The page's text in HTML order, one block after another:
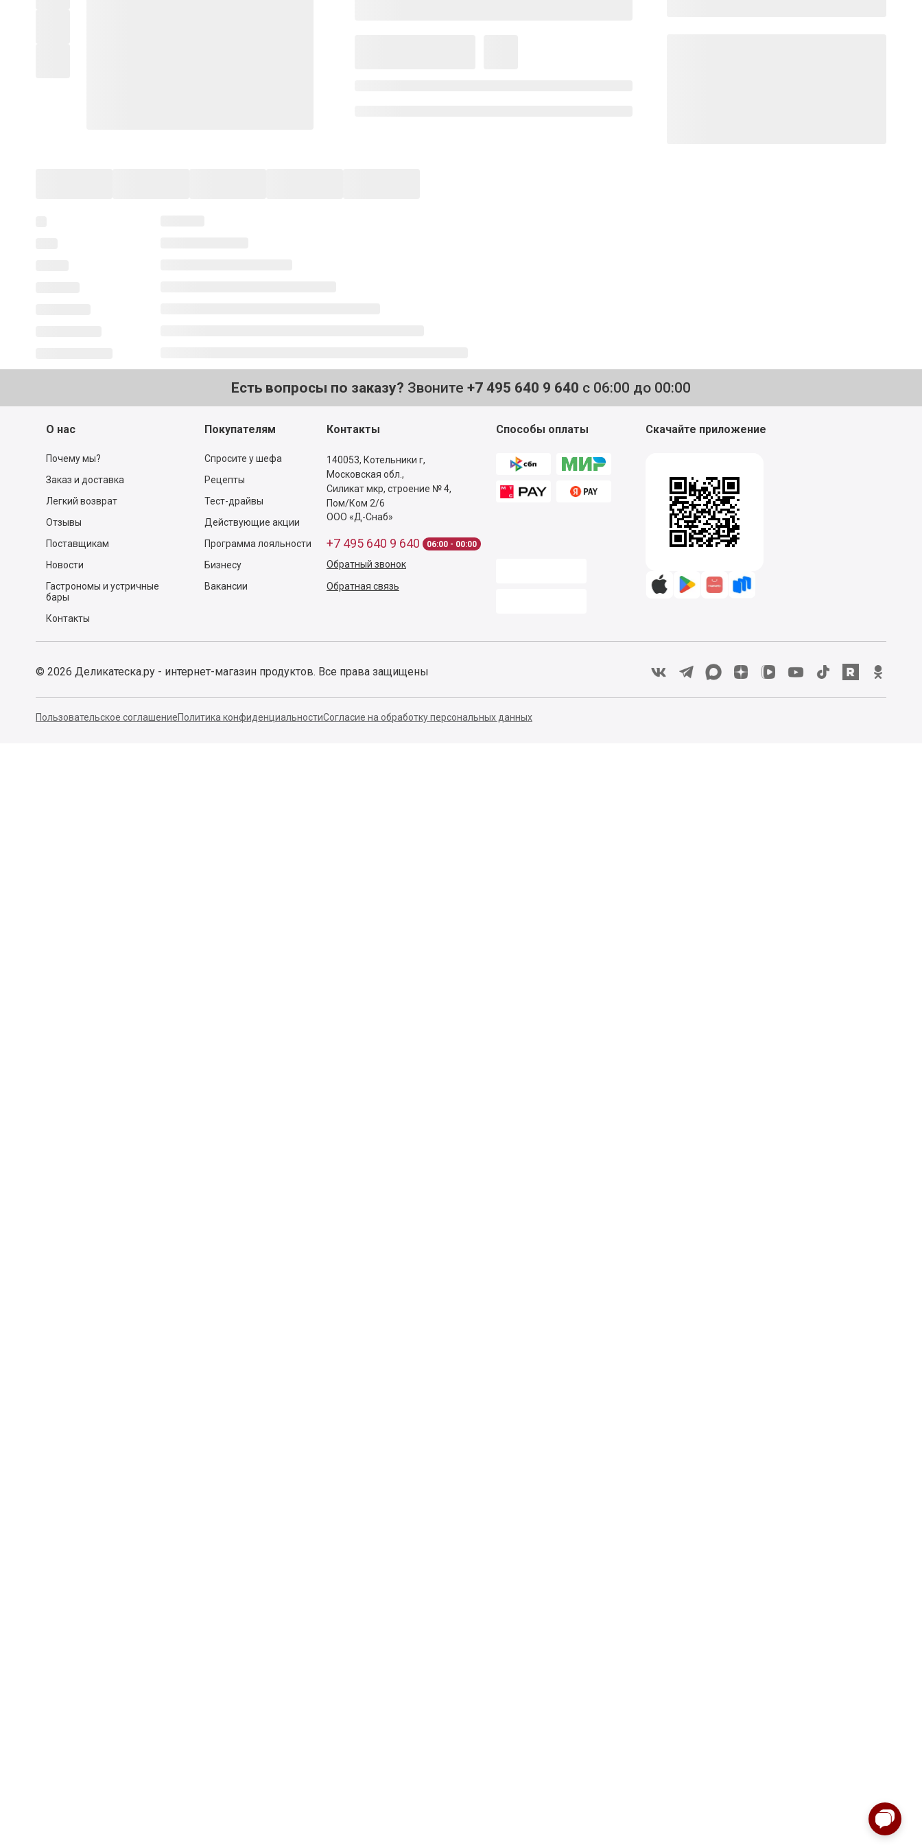
Есть вопросы по заказу? Звоните +7 495 640 9 640 с 06:00 до 00:00
О нас
Почему мы?
Заказ и доставка
Легкий возврат
Отзывы
Поставщикам
Новости
Гастрономы и устричные
бары
Контакты
Покупателям
Спросите у шефа
Рецепты
Тест-драйвы
Действующие акции
Программа лояльности
Бизнесу
Вакансии
Контакты
140053, Котельники г,
Московская обл.,
Силикат мкр, строение № 4,
Пом/Ком 2/6
ООО «Д-Снаб»
+7 495 640 9 640 06:00 - 00:00
Обратный звонок
Обратная связь
Способы оплаты Скачайте приложение
© 2026 Деликатеска.ру - интернет-магазин продуктов. Все права защищены
Пользовательское соглашениеПолитика конфиденциальностиСогласие на обработку персональных данных